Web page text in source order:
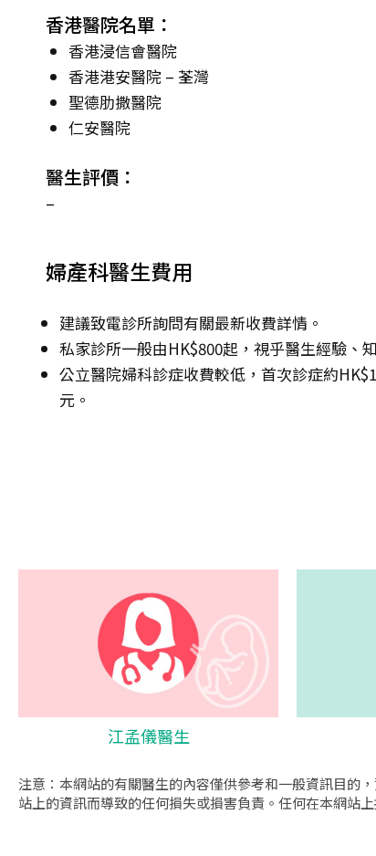
香港醫院名單：
香港浸信會醫院
香港港安醫院 – 荃灣
聖德肋撒醫院
仁安醫院
醫生評價：
–
婦產科醫生費用
建議致電診所詢問有關最新收費詳情。
私家診所一般由HK$800起，視乎醫生經驗、
公立醫院婦科診症收費較低，首次診症約
元。
江孟儀醫生
注意：本網站的有關醫生的內容僅供參考和一般資訊目的
站上的資訊而導致的任何損失或損害負責。任何在本網站